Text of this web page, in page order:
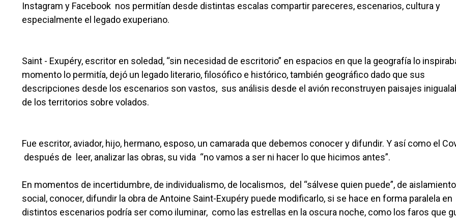
Instagram y Facebook nos permitían desde distintas escalas compartir pareceres, escenarios, cultura y
especialmente el legado exuperiano.
Saint - Exupéry, escritor en soledad, “sin necesidad de escritorio” en espacios en que la geografía lo
momento lo permitía, dejó un legado literario, filosófico e histórico, también geográfico dado que sus
descripciones desde los escenarios son vastos, sus análisis desde el avión reconstruyen paisajes
de los territorios sobre volados.
Fue escritor, aviador, hijo, hermano, esposo, un camarada que debemos conocer y difundir. Y así como el
después de leer, analizar las obras, su vida “no vamos a ser ni hacer lo que hicimos antes”.
En momentos de incertidumbre, de individualismo, de localismos, del “sálvese quien puede”, de aislamiento
social, conocer, difundir la obra de Antoine Saint-Exupéry puede modificarlo, si se hace en forma paralela en
distintos escenarios podría ser como iluminar, como las estrellas en la oscura noche, como los faros que